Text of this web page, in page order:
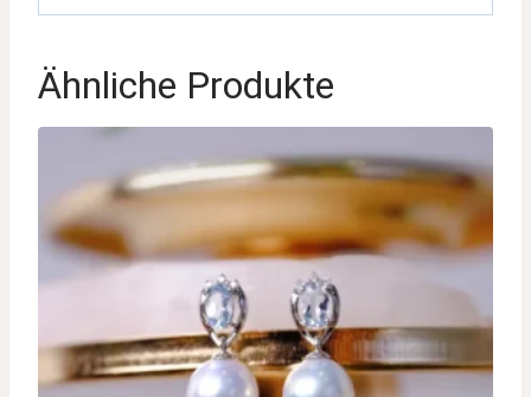
Ähnliche Produkte